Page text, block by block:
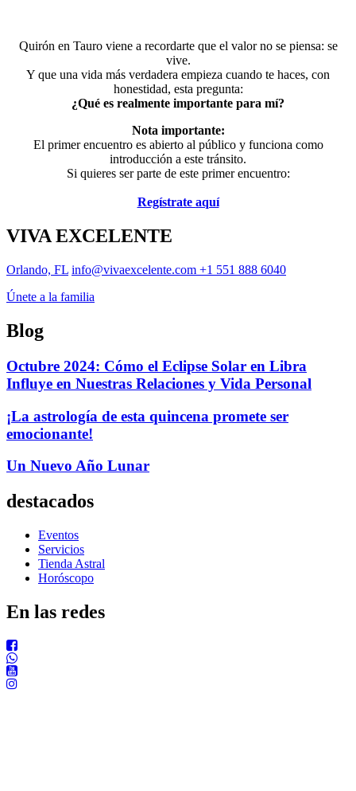
Quirón en Tauro viene a recordarte que el valor no se piensa: se
vive.
Y que una vida más verdadera empieza cuando te haces, con
honestidad, esta pregunta:
¿Qué es realmente importante para mí?
Nota importante:
El primer encuentro es abierto al público y funciona como
introducción a este tránsito.
Si quieres ser parte de este primer encuentro:
Regístrate aquí
VIVA EXCELENTE
Orlando, FL info@vivaexcelente.com +1 551 888 6040
Únete a la familia
Blog
Octubre 2024: Cómo el Eclipse Solar en Libra
Influye en Nuestras Relaciones y Vida Personal
¡La astrología de esta quincena promete ser
emocionante!
Un Nuevo Año Lunar
destacados
Eventos
Servicios
Tienda Astral
Horóscopo
En las redes